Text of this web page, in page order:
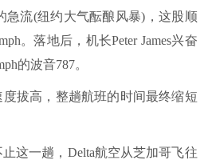
急流(纽约大气酝酿风暴)，这股顺
。落地后，机长Peter James兴奋
的波音787。
高，整趟航班的时间最终缩短
一趟，Delta航空从芝加哥飞往